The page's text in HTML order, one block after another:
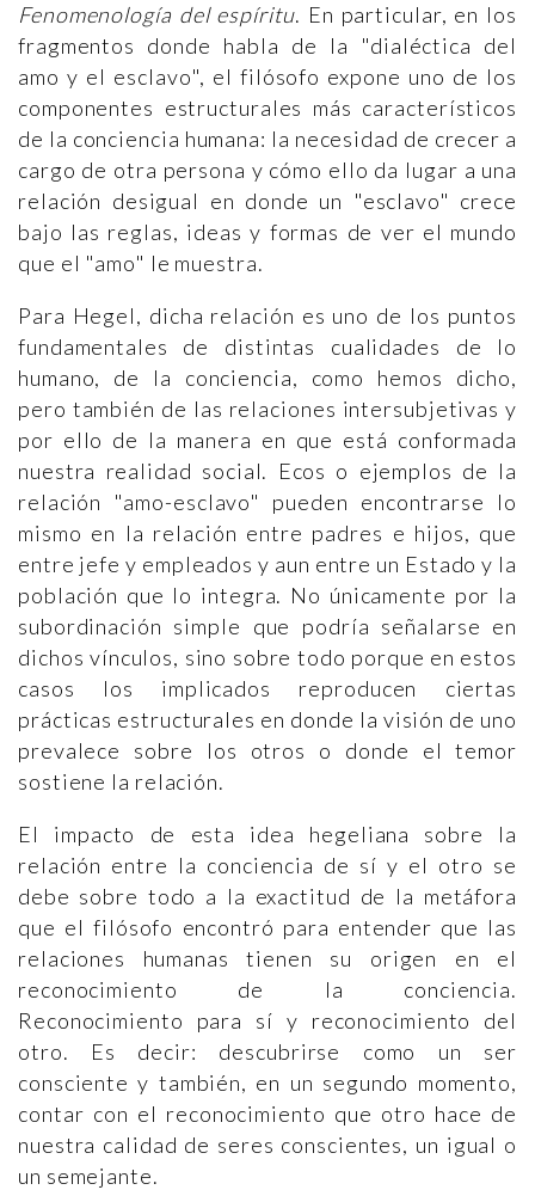
Fenomenología del espíritu. En particular, en los
fragmentos donde habla de la "dialéctica del
amo y el esclavo", el filósofo expone uno de los
componentes estructurales más característicos
de la conciencia humana: la necesidad de crecer a
cargo de otra persona y cómo ello da lugar a una
relación desigual en donde un "esclavo" crece
bajo las reglas, ideas y formas de ver el mundo
que el "amo" le muestra.
Para Hegel, dicha relación es uno de los puntos
fundamentales de distintas cualidades de lo
humano, de la conciencia, como hemos dicho,
pero también de las relaciones intersubjetivas y
por ello de la manera en que está conformada
nuestra realidad social. Ecos o ejemplos de la
relación "amo-esclavo" pueden encontrarse lo
mismo en la relación entre padres e hijos, que
entre jefe y empleados y aun entre un Estado y la
población que lo integra. No únicamente por la
subordinación simple que podría señalarse en
dichos vínculos, sino sobre todo porque en estos
casos los implicados reproducen ciertas
prácticas estructurales en donde la visión de uno
prevalece sobre los otros o donde el temor
sostiene la relación.
El impacto de esta idea hegeliana sobre la
relación entre la conciencia de sí y el otro se
debe sobre todo a la exactitud de la metáfora
que el filósofo encontró para entender que las
relaciones humanas tienen su origen en el
reconocimiento de la conciencia.
Reconocimiento para sí y reconocimiento del
otro. Es decir: descubrirse como un ser
consciente y también, en un segundo momento,
contar con el reconocimiento que otro hace de
nuestra calidad de seres conscientes, un igual o
un semejante.